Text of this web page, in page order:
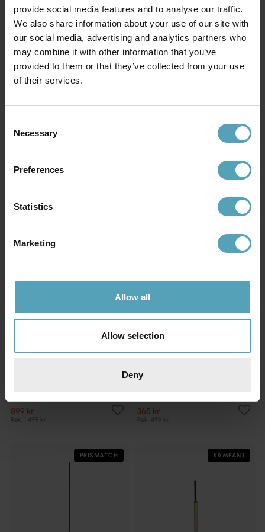
provide social media features and to analyse our traffic.
We also share information about your use of our site with
our social media, advertising and analytics partners who
may combine it with other information that you’ve
provided to them or that they’ve collected from your use
of their services.
Selection
Necessary
Preferences
Statistics
Marketing
Allow all
Allow selection
Deny
Stealth 2 Ø50 taklampa
Rek. 1 799 kr
Brassy-Bis Ø30 taklampa
899 kr
Rek. 1 499 kr
365 kr
Rek. 499 kr
PRISMATCH KAMPANJ